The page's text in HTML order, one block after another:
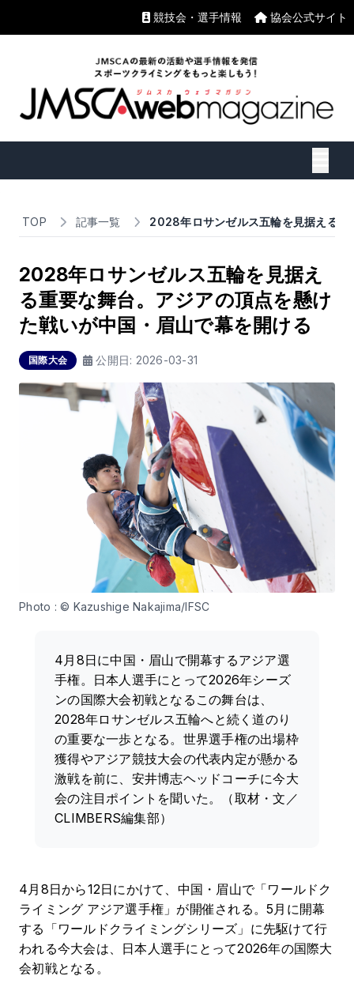
競技会・選手情報 協会公式サイト
TOP 記事一覧 2028年ロサンゼルス五輪を見据える重
2028年ロサンゼルス五輪を見据え
る重要な舞台。アジアの頂点を懸け
た戦いが中国・眉山で幕を開ける
国際大会 公開日: 2026-03-31
Photo : © Kazushige Nakajima/IFSC
4月8日に中国・眉山で開幕するアジア選
手権。日本人選手にとって2026年シーズ
ンの国際大会初戦となるこの舞台は、
2028年ロサンゼルス五輪へと続く道のり
の重要な一歩となる。世界選手権の出場枠
獲得やアジア競技大会の代表内定が懸かる
激戦を前に、安井博志ヘッドコーチに今大
会の注目ポイントを聞いた。（取材・文／
CLIMBERS編集部）
4月8日から12日にかけて、中国・眉山で「ワールドク
ライミング アジア選手権」が開催される。5月に開幕
する「ワールドクライミングシリーズ」に先駆けて行
われる今大会は、日本人選手にとって2026年の国際大
会初戦となる。